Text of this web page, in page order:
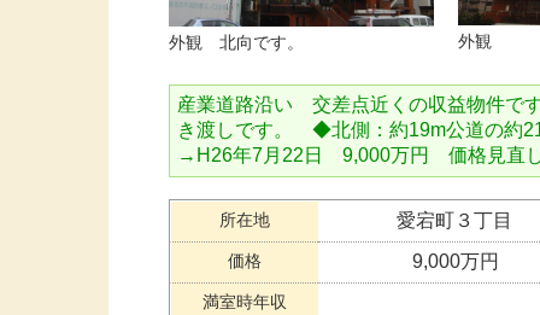
外観 北向です。 外観
産業道路沿い 交差点近くの収益物件
き渡しです。 ◆北側：約19m公道の
→H26年7月22日 9,000万円 価格見直
所在地 愛宕町３丁目
価格 9,000万円
満室時年収